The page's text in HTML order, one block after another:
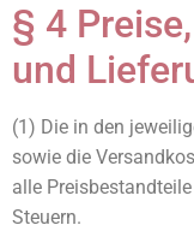
§ 4
und
(1) Die in den
sowie die
alle
Steuern.